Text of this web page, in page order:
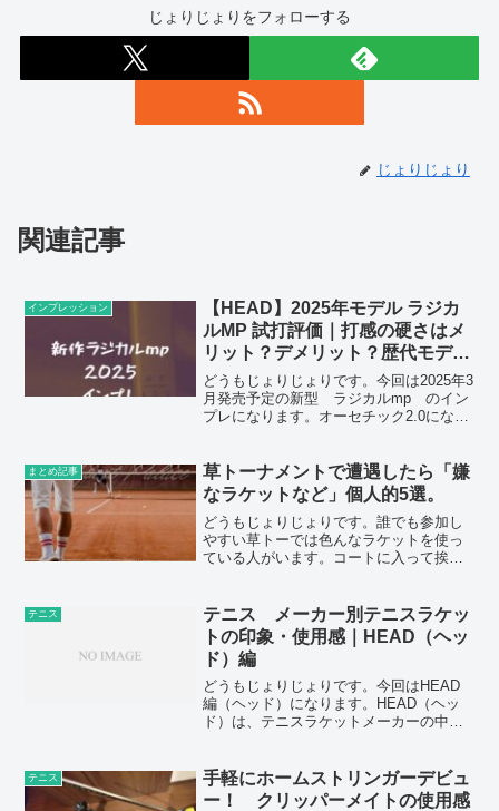
じょりじょりをフォローする
じょりじょり
関連記事
インプレッション
【HEAD】2025年モデル ラジカ
ルMP 試打評価｜打感の硬さはメ
リット？デメリット？歴代モデル
と比較解説
どうもじょりじょりです。今回は2025年3
月発売予定の新型 ラジカルmp のイン
プレになります。オーセチック2.0になり
のバランスが良く、オールラウンドなプ
レーを好む人...
まとめ記事
草トーナメントで遭遇したら「嫌
なラケットなど」個人的5選。
どうもじょりじょりです。誰でも参加し
やすい草トーでは色んなラケットを使っ
ている人がいます。コートに入って挨拶
ラケット大好きなので「相手のラケッ
ト」をチェックします...
テニス
テニス メーカー別テニスラケッ
トの印象・使用感｜HEAD（ヘッ
ド）編
どうもじょりじょりです。今回はHEAD
編（ヘッド）になります。HEAD（ヘッ
ド）は、テニスラケットメーカーの中で
く、打感さえ慣れたら使いやすい印象で
す。HEADというメ...
テニス
手軽にホームストリンガーデビュ
ー！ クリッパーメイトの使用感